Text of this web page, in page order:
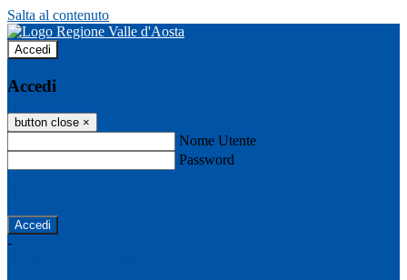
Salta al contenuto
Accedi
Accedi
button close ×
Nome Utente
Password
-